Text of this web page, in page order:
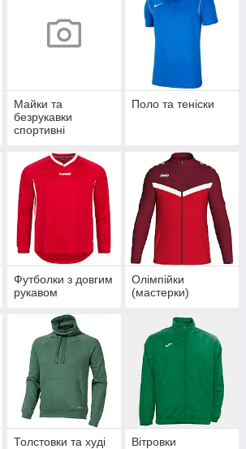
Майки та
безрукавки
спортивні
Поло та теніски
Футболки з довгим
рукавом
Олімпійки
(мастерки)
Толстовки та худі Вітровки